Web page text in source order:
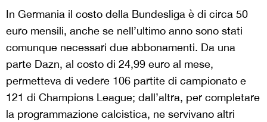
In Germania il costo della Bundesliga è di circa 50
euro mensili, anche se nell’ultimo anno sono stati
comunque necessari due abbonamenti. Da una
parte Dazn, al costo di 24,99 euro al mese,
permetteva di vedere 106 partite di campionato e
121 di Champions League; dall’altra, per completare
la programmazione calcistica, ne servivano altri